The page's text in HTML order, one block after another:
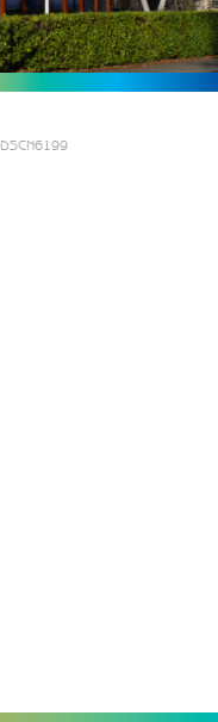
DSCN6199